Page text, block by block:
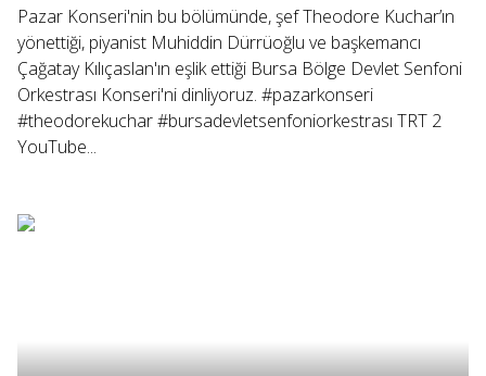
Pazar Konseri'nin bu bölümünde, şef Theodore Kuchar’ın
yönettiği, piyanist Muhiddin Dürrüoğlu ve başkemancı
Çağatay Kılıçaslan'ın eşlik ettiği Bursa Bölge Devlet Senfoni
Orkestrası Konseri'ni dinliyoruz. #pazarkonseri
#theodorekuchar #bursadevletsenfoniorkestrası TRT 2
YouTube...